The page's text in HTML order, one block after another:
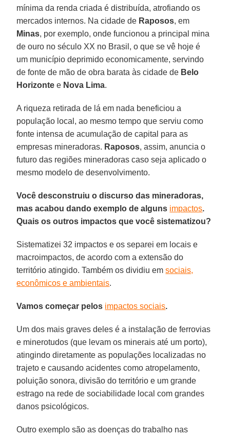
mínima da renda criada é distribuída, atrofiando os
mercados internos. Na cidade de Raposos, em
Minas, por exemplo, onde funcionou a principal mina
de ouro no século XX no Brasil, o que se vê hoje é
um município deprimido economicamente, servindo
de fonte de mão de obra barata às cidade de Belo
Horizonte e Nova Lima.
A riqueza retirada de lá em nada beneficiou a
população local, ao mesmo tempo que serviu como
fonte intensa de acumulação de capital para as
empresas mineradoras. Raposos, assim, anuncia o
futuro das regiões mineradoras caso seja aplicado o
mesmo modelo de desenvolvimento.
Você desconstruiu o discurso das mineradoras,
mas acabou dando exemplo de alguns impactos.
Quais os outros impactos que você sistematizou?
Sistematizei 32 impactos e os separei em locais e
macroimpactos, de acordo com a extensão do
território atingido. Também os dividiu emsociais,
econômicos e ambientais.
Vamos começar pelos impactos sociais.
Um dos mais graves deles é a instalação de ferrovias
e minerotudos (que levam os minerais até um porto),
atingindo diretamente as populações localizadas no
trajeto e causando acidentes como atropelamento,
poluição sonora, divisão do território e um grande
estrago na rede de sociabilidade local com grandes
danos psicológicos.
Outro exemplo são as doenças do trabalho nas